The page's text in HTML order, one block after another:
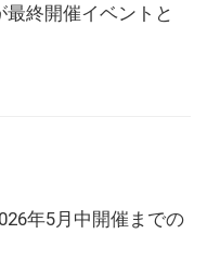
終開催イベントと
年5月中開催までの